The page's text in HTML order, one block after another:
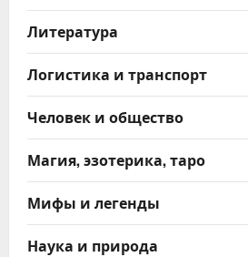
Литература
Логистика и транспорт
Человек и общество
Магия, эзотерика, таро
Мифы и легенды
Наука и природа